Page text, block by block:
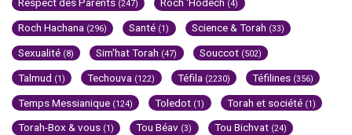
Respect des Parents (247) Roch 'Hodech (4)
Roch Hachana (296) Santé (1) Science & Torah (33)
Sexualité (8) Sim'hat Torah (47) Souccot (502)
Talmud (1) Techouva (122) Téfila (2230) Téfilines (356)
Temps Messianique (124) Toledot (1) Torah et société (1)
Torah-Box & vous (1) Tou Béav (3) Tou Bichvat (24)